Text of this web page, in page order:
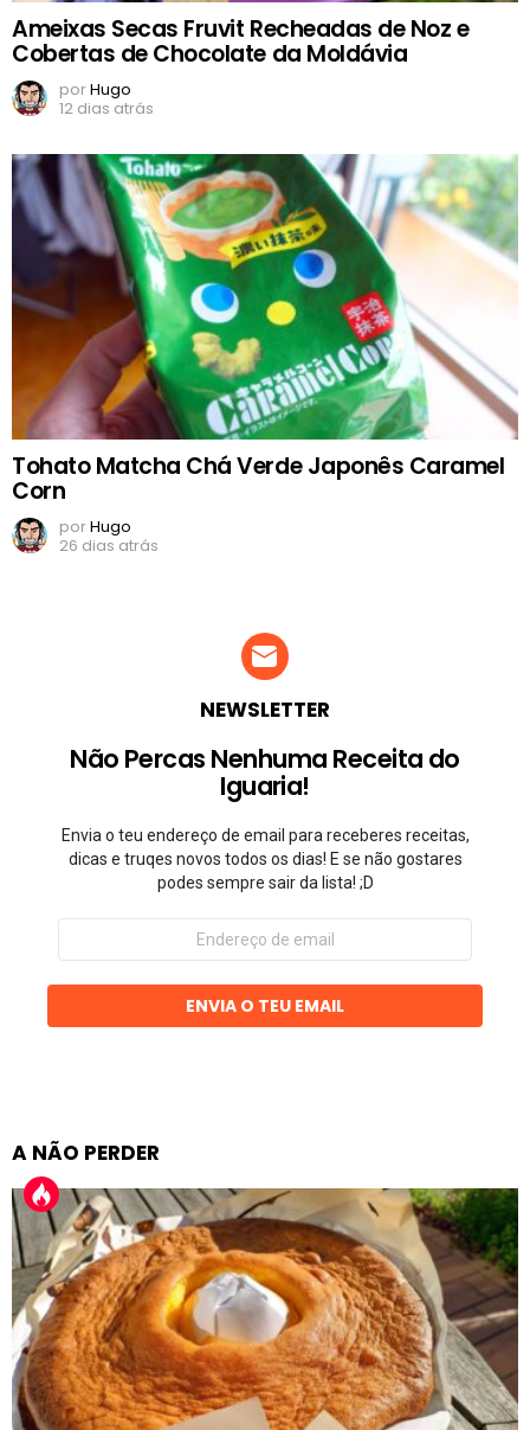
Ameixas Secas Fruvit Recheadas de Noz e
Cobertas de Chocolate da Moldávia
porHugo
12 dias atrás
Tohato Matcha Chá Verde Japonês Caramel
Corn
porHugo
26 dias atrás
NEWSLETTER
Não Percas Nenhuma Receita do
Iguaria!
Envia o teu endereço de email para receberes receitas,
dicas e truqes novos todos os dias! E se não gostares
podes sempre sair da lista! ;D
Endereço
email
ENVIA O TEU EMAIL
A NÃO PERDER